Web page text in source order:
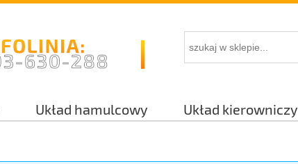
Układ hamulcowy Układ kierowniczy